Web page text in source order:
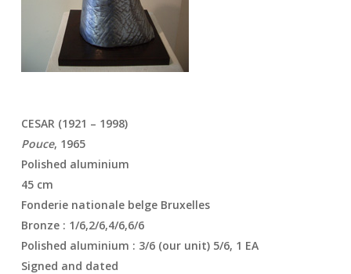
CESAR (1921 – 1998)
Pouce, 1965
Polished aluminium
45 cm
Fonderie nationale belge Bruxelles
Bronze : 1/6,2/6,4/6,6/6
Polished aluminium : 3/6 (our unit) 5/6, 1 EA
Signed and dated